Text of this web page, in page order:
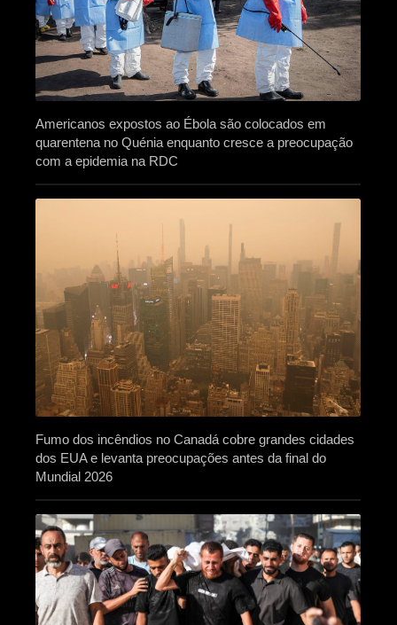
Americanos expostos ao Ébola são colocados em
quarentena no Quénia enquanto cresce a preocupação
com a epidemia na RDC
Fumo dos incêndios no Canadá cobre grandes cidades
dos EUA e levanta preocupações antes da final do
Mundial 2026